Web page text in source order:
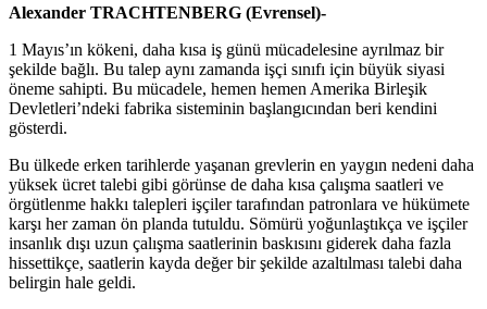
Alexander TRACHTENBERG (Evrensel)-
1 Mayıs’ın kökeni, daha kısa iş günü mücadelesine ayrılmaz bir
şekilde bağlı. Bu talep aynı zamanda işçi sınıfı için büyük siyasi
öneme sahipti. Bu mücadele, hemen hemen Amerika Birleşik
Devletleri’ndeki fabrika sisteminin başlangıcından beri kendini
gösterdi.
Bu ülkede erken tarihlerde yaşanan grevlerin en yaygın nedeni daha
yüksek ücret talebi gibi görünse de daha kısa çalışma saatleri ve
örgütlenme hakkı talepleri işçiler tarafından patronlara ve hükümete
karşı her zaman ön planda tutuldu. Sömürü yoğunlaştıkça ve işçiler
insanlık dışı uzun çalışma saatlerinin baskısını giderek daha fazla
hissettikçe, saatlerin kayda değer bir şekilde azaltılması talebi daha
belirgin hale geldi.